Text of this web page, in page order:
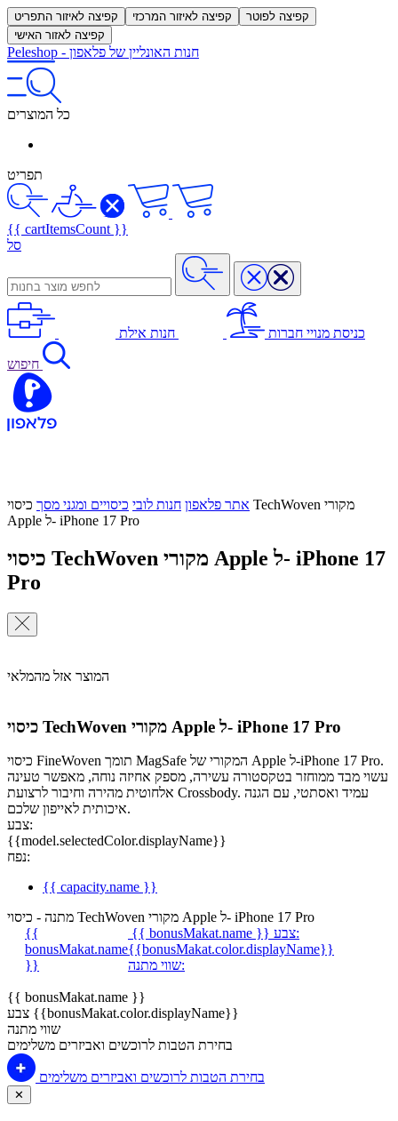
קפיצה לאיזור התפריט קפיצה לאיזור המרכזי
קפיצה לפוטר
קפיצה לאזור האישי
Peleshop - חנות האונליין של פלאפון
כל המוצרים
תפריט
{{ cartItemsCount }}
סל
כניסת מנויי חברות חנות אילת
חיפוש
אתר פלאפון חנות לובי כיסויים ומגני מסך כיסוי TechWoven מקורי
Apple ל- iPhone 17 Pro
כיסוי TechWoven מקורי Apple ל- iPhone 17
Pro
המוצר אזל מהמלאי
כיסוי TechWoven מקורי Apple ל- iPhone 17 Pro
כיסוי FineWoven תומך MagSafe המקורי של Apple ל-iPhone 17 Pro.
עשוי מבד ממוחזר בטקסטורה עשירה, מספק אחיזה נוחה, מאפשר טעינה
אלחוטית מהירה וחיבור לרצועת Crossbody. עמיד ואסתטי, עם הגנה
איכותית לאייפון שלכם.
צבע:
{{model.selectedColor.displayName}}
נפח:
{{ capacity.name }}
מתנה - כיסוי TechWoven מקורי Apple ל- iPhone 17 Pro
{{
bonusMakat.name
}}
{{ bonusMakat.name }}
צבע:
{{bonusMakat.color.displayName}}
שווי מתנה:
{{ bonusMakat.name }}
צבע {{bonusMakat.color.displayName}}
שווי מתנה
בחירת הטבות לרוכשים ואביזרים משלימים
בחירת הטבות לרוכשים ואביזרים משלימים
✕